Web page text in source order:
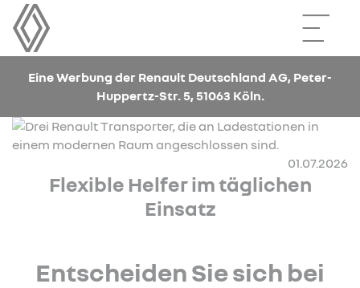
Eine Werbung der Renault Deutschland AG, Peter-
Huppertz-Str. 5, 51063 Köln.
01.07.2026
Flexible Helfer im täglichen
Einsatz
Entscheiden Sie sich bei